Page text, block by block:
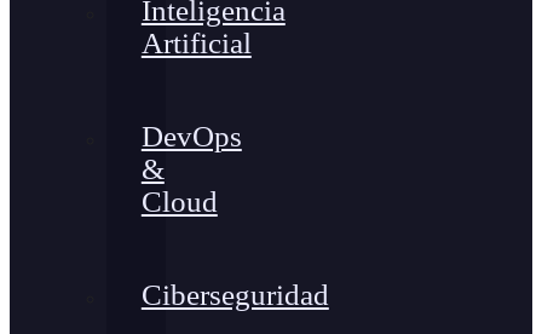
Inteligencia
Artificial
DevOps
&
Cloud
Ciberseguridad